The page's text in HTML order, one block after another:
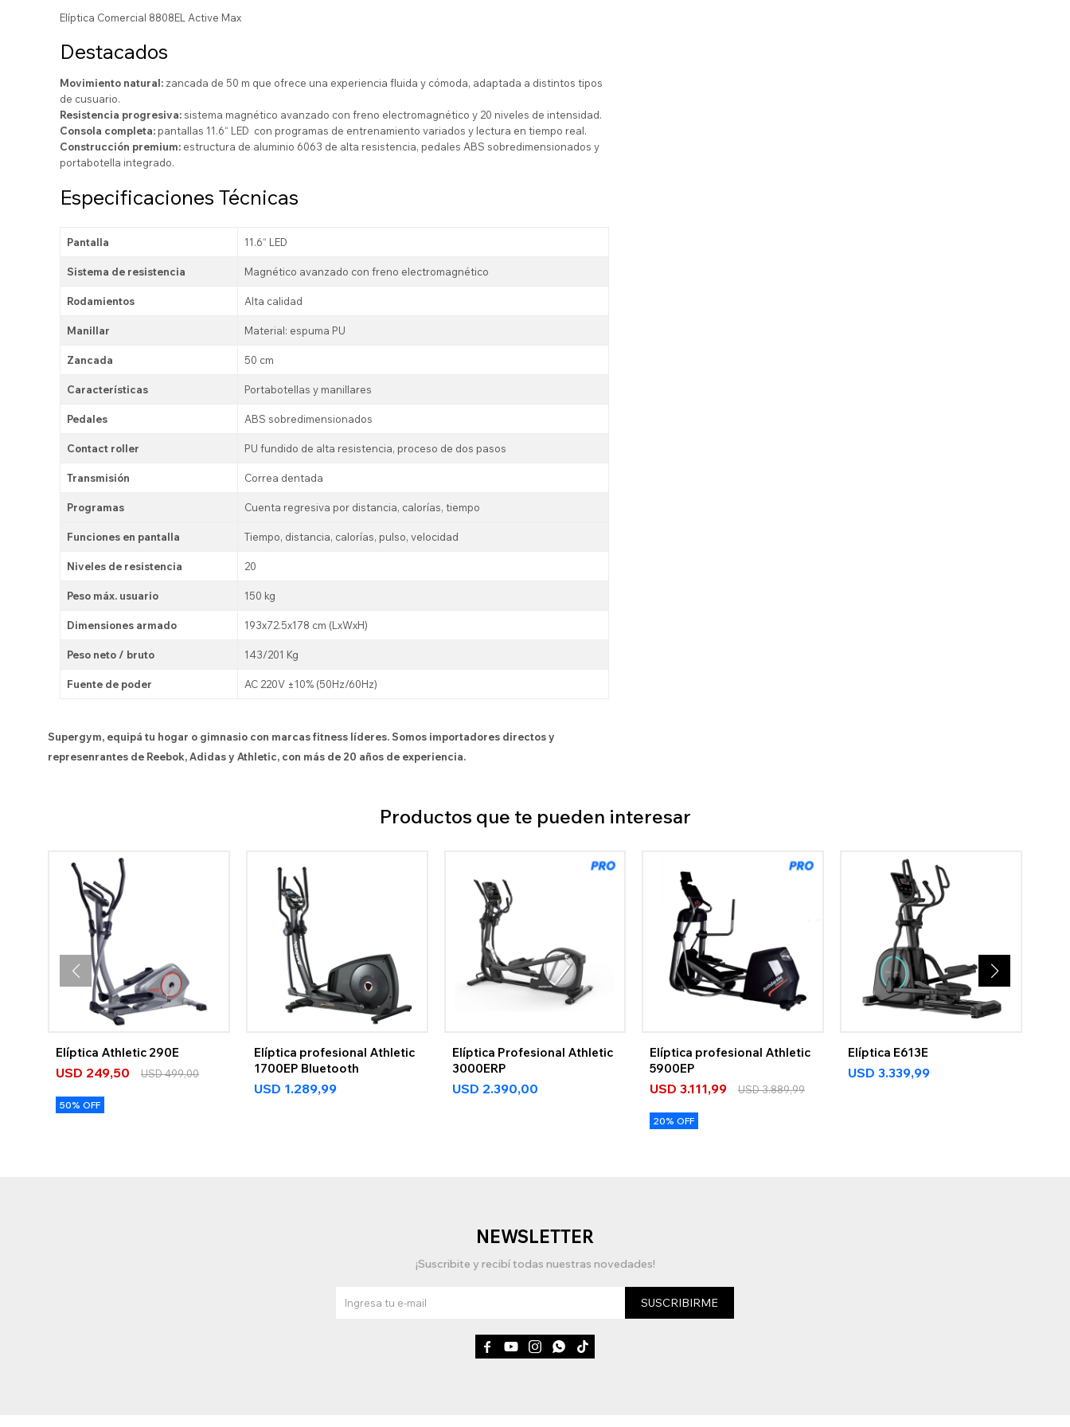
Elíptica Comercial 8808EL Active Max
Destacados
Movimiento natural: zancada de 50 m que ofrece una experiencia fluida y cómoda, adaptada a distintos tipos
de cusuario.
Resistencia progresiva:sistema magnético avanzado con freno electromagnético y 20 niveles de intensidad.
Consola completa: pantallas 11.6“ LED con programas de entrenamiento variados y lectura en tiempo real.
Construcción premium: estructura de aluminio 6063 de alta resistencia, pedales ABS sobredimensionados y
portabotella integrado.
Especificaciones Técnicas
Pantalla 11.6“ LED
Sistema de resistencia Magnético avanzado con freno electromagnético
Rodamientos Alta calidad
Manillar Material: espuma PU
Zancada 50 cm
Características Portabotellas y manillares
Pedales ABS sobredimensionados
Contact roller PU fundido de alta resistencia, proceso de dos pasos
Transmisión Correa dentada
Programas Cuenta regresiva por distancia, calorías, tiempo
Funciones en pantalla Tiempo, distancia, calorías, pulso, velocidad
Niveles de resistencia 20
Peso máx. usuario 150 kg
Dimensiones armado 193x72.5x178 cm (LxWxH)
Peso neto / bruto 143/201 Kg
Fuente de poder AC 220V ±10% (50Hz/60Hz)
Supergym, equipá tu hogar o gimnasio con marcas fitness líderes. Somos importadores directos y
represenrantes de Reebok, Adidas y Athletic, con más de 20 años de experiencia.
Productos que te pueden interesar
Elíptica Athletic 290E
USD 249,50 USD499,00
50% OFF
Elíptica profesional Athletic
1700EP Bluetooth
USD 1.289,99
Elíptica Profesional Athletic
3000ERP
USD 2.390,00
Elíptica profesional Athletic
5900EP
USD 3.111,99 USD3.889,99
20% OFF
Elíptica E613E
USD 3.339,99
NEWSLETTER
¡Suscribite y recibí todas nuestras novedades!
SUSCRIBIRME
    